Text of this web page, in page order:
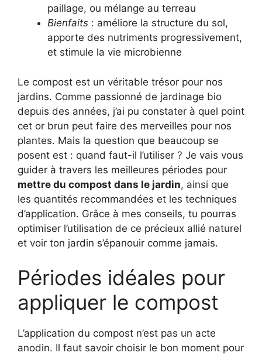
paillage, ou mélange au terreau
Bienfaits : améliore la structure du sol,
apporte des nutriments progressivement,
et stimule la vie microbienne
Le compost est un véritable trésor pour nos
jardins. Comme passionné de jardinage bio
depuis des années, j’ai pu constater à quel point
cet or brun peut faire des merveilles pour nos
plantes. Mais la question que beaucoup se
posent est : quand faut-il l’utiliser ? Je vais vous
guider à travers les meilleures périodes pour
mettre du compost dans le jardin, ainsi que
les quantités recommandées et les techniques
d’application. Grâce à mes conseils, tu pourras
optimiser l’utilisation de ce précieux allié naturel
et voir ton jardin s’épanouir comme jamais.
Périodes idéales pour
appliquer le compost
L’application du compost n’est pas un acte
anodin. Il faut savoir choisir le bon moment pour